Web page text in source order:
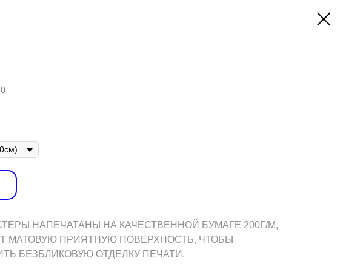
НАПЕЧАТАНЫ НА КАЧЕСТВЕННОЙ БУМАГЕ 200Г/М,
МАТОВУЮ ПРИЯТНУЮ ПОВЕРХНОСТЬ, ЧТОБЫ
БЕЗБЛИКОВУЮ ОТДЕЛКУ ПЕЧАТИ.